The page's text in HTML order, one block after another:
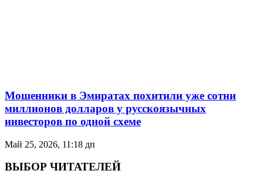
Мошенники в Эмиратах похитили уже сотни
миллионов долларов у русскоязычных
инвесторов по одной схеме
Май 25, 2026, 11:18 дп
ВЫБОР ЧИТАТЕЛЕЙ